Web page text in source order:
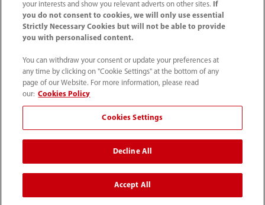
Mindray Medical Italy S.r.l. ha ottenuto ilRating di Legalità
con il punteggio ★★++ ed è inclusa nell'elenco
pubblicato sul sito dell'AGCM
*I collegamenti ai social media presenti su questo sito
possono indirizzare l'utente a piattaforme gestite da
Mindray Global. Mindray Medical Italy Srl non esercita
alcun controllo editoriale e declina ogni responsabilità
per i contenuti di tali pagine globali che potrebbero non
essere conformi alle specifiche normative e ai requisiti
legali locali italiani.
your interests and show you relevant adverts on other sites.
If
you do not consent to cookies, we will only use essential
Strictly Necessary Cookies but will not be able to provide
you with personalised content.
You can withdraw your consent or update your preferences at
any time by clicking on "Cookie Settings" at the bottom of any
page of our Website. For more information, please read
our: Cookies Policy
Cookies Settings
Decline All
Accept All